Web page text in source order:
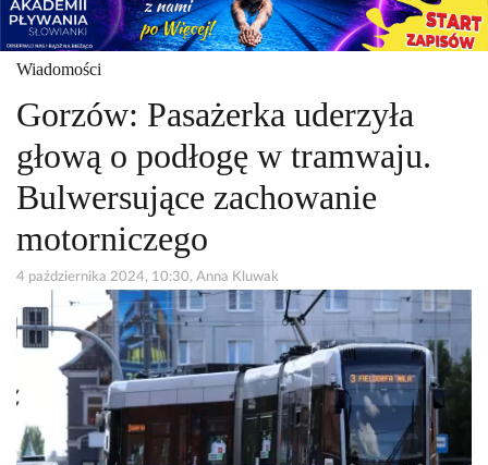
Wiadomości
Gorzów: Pasażerka uderzyła
głową o podłogę w tramwaju.
Bulwersujące zachowanie
motorniczego
4 października 2024, 10:30, Anna Kluwak